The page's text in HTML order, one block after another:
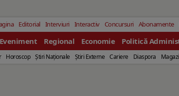
Editorial Interviuri Interactiv Concursuri Abonamente
Eveniment Regional Economie Politică
Horoscop Ştiri Naţionale Ştiri Externe Cariere Diaspora